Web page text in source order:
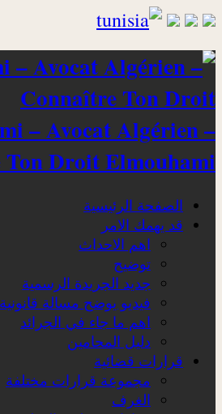
– Avocat Algérien –
Droit Elmouhami
الصفحة الرئيسية
قد يهمك الامر
اهم الاحداث
توضيح
جديد الجريدة الرسمية
فيديو يوضح مسالة قانونية
اهم ما جاء في الجرائد
دليل المحامين
قرارات قضائية
مجموعة قرارات مختلفة
الغرف